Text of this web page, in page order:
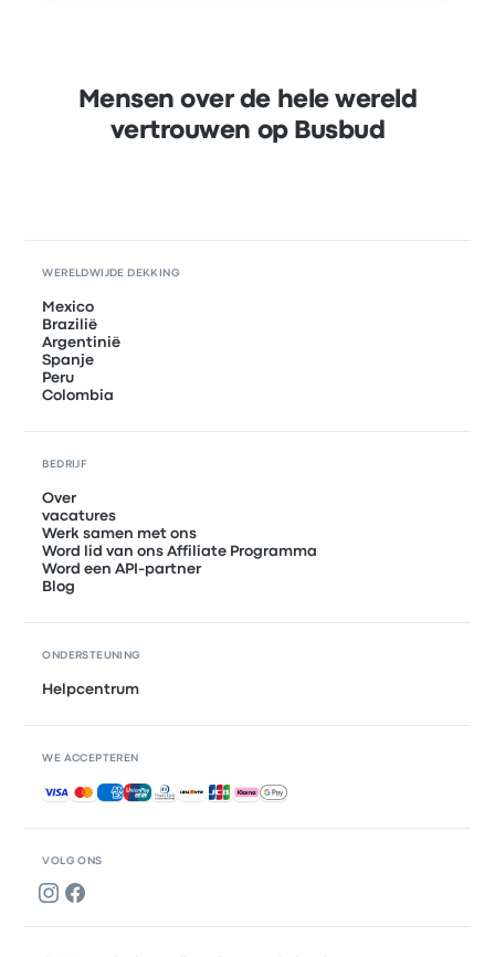
Mensen over de hele wereld
vertrouwen op Busbud
VOLG ONS
WERELDWIJDE DEKKING
Mexico
Brazilië
Argentinië
Spanje
Peru
Colombia
BEDRIJF
Over
vacatures
Werk samen met ons
Word lid van ons Affiliate Programma
Word een API-partner
Blog
ONDERSTEUNING
Helpcentrum
WE ACCEPTEREN
Geaccepteerde betalingen